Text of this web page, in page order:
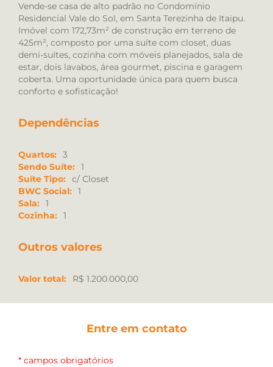
Vende-se casa de alto padrão no Condomínio
Residencial Vale do Sol, em Santa Terezinha de Itaipu.
Imóvel com 172,73m² de construção em terreno de
425m², composto por uma suíte com closet, duas
demi-suítes, cozinha com móveis planejados, sala de
estar, dois lavabos, área gourmet, piscina e garagem
coberta. Uma oportunidade única para quem busca
conforto e sofisticação!
Dependências
Quartos: 3
Sendo Suíte: 1
Suíte Tipo: c/ Closet
BWC Social: 1
Sala: 1
Cozinha: 1
Outros valores
Valor total: R$ 1.200.000,00
Entre em contato
* campos obrigatórios